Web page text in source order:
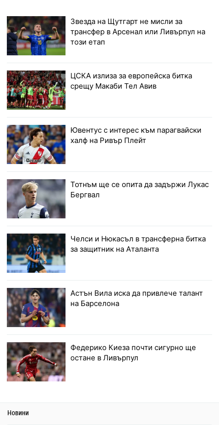
Звезда на Щутгарт не мисли за
трансфер в Арсенал или Ливърпул на
този етап
ЦСКА излиза за европейска битка
срещу Макаби Тел Авив
Ювентус с интерес към парагвайски
халф на Ривър Плейт
Тотнъм ще се опита да задържи Лукас
Бергвал
Челси и Нюкасъл в трансферна битка
за защитник на Аталанта
Астън Вила иска да привлече талант
на Барселона
Федерико Киеза почти сигурно ще
остане в Ливърпул
Новини